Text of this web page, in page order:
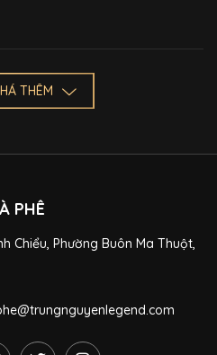
THÊM
PHÊ
Chiểu, Phường Buôn Ma Thuột,